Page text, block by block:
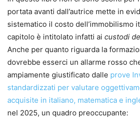
portata avanti dall’autrice mette in
sistematico il costo dell’immobilismo
capitolo è intitolato infatti ai custodi
Anche per quanto riguarda la
dovrebbe esserci un allarme rosso
ampiamente giustificato dalle prove
standardizzati per valutare
acquisite in italiano, matematica e
nel 2025, un quadro preoccupante: